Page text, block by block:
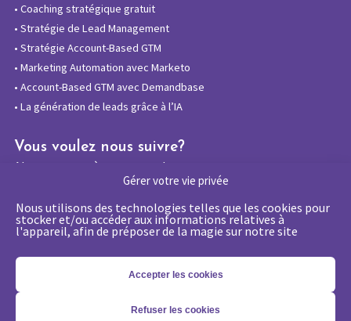
Gérer votre vie privée
Nous utilisons des technologies telles que les cookies pour
stocker et/ou accéder aux informations relatives à
l'appareil, afin de préposer de la magie sur notre site
Accepter les cookies
Refuser les cookies
• Coaching stratégique gratuit
• Stratégie de Lead Management
• Stratégie Account-Based GTM
• Marketing Automation avec Marketo
• Account-Based GTM avec Demandbase
• La génération de leads grâce à l’IA
Vous voulez nous suivre?
Abonnez-vous à notre newsletter